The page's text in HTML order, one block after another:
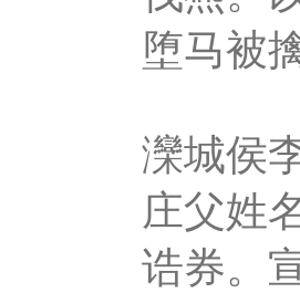
堕马被
灤城侯
庄父姓
诰券。